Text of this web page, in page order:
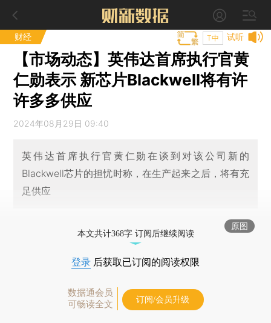
财经 试听
T中
【市场动态】英伟达首席执行官黄
仁勋表示 新芯片Blackwell将有许
许多多供应
2024年08月29日 09:40
英伟达首席执行官黄仁勋在谈到对该公司新的
Blackwell芯片的担忧时称，在生产起来之后，将有充
足供应
原图
本文共计368字 订阅后继续阅读
登录 后获取已订阅的阅读权限
数据通会员
可畅读全文
订阅/会员升级